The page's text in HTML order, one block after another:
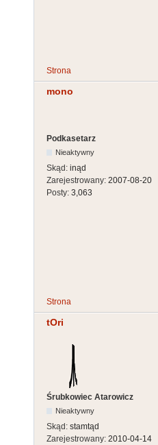
Strona
mono
Podkasetarz
Nieaktywny
Skąd: inąd
Zarejestrowany: 2007-08-20
Posty: 3,063
Strona
tOri
Śrubkowiec Atarowicz
Nieaktywny
Skąd: stamtąd
Zarejestrowany: 2010-04-14